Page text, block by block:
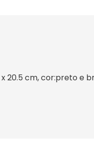
20.5 cm, cor:preto e